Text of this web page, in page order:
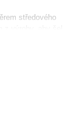
středového
rozteč kol a
výroby údaje